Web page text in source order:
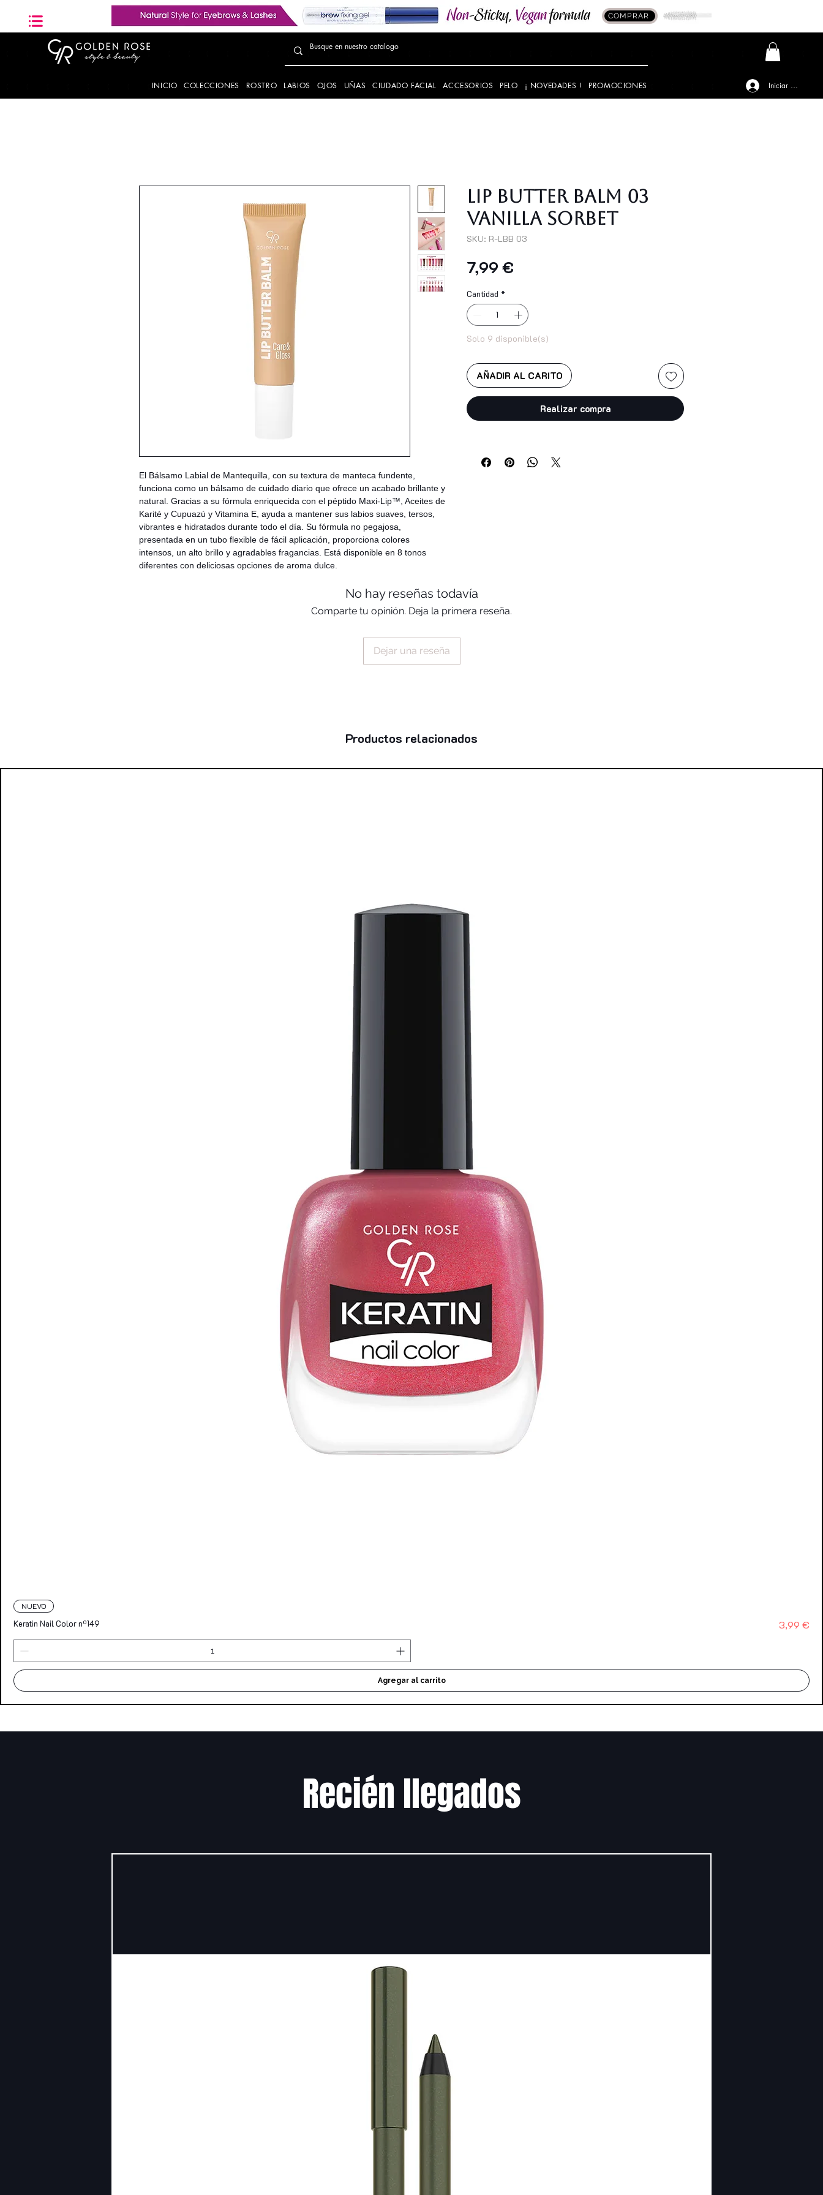
COMPRAR
INICIO COLECCIONES ROSTRO LABIOS OJOS UÑAS CIUDADO FACIAL ACCESORIOS PELO ¡ NOVEDADES ! PROMOCIONES Iniciar sesión
El Bálsamo Labial de Mantequilla, con su textura de manteca fundente,
funciona como un bálsamo de cuidado diario que ofrece un acabado brillante y
natural. Gracias a su fórmula enriquecida con el péptido Maxi-Lip™, Aceites de
Karité y Cupuazú y Vitamina E, ayuda a mantener sus labios suaves, tersos,
vibrantes e hidratados durante todo el día. Su fórmula no pegajosa,
presentada en un tubo flexible de fácil aplicación, proporciona colores
intensos, un alto brillo y agradables fragancias. Está disponible en 8 tonos
diferentes con deliciosas opciones de aroma dulce.
LIP BUTTER BALM 03
VANILLA SORBET
SKU: R-LBB 03
7,99 €
Cantidad *
Solo 9 disponible(s)
AÑADIR AL CARITO
Realizar compra
No hay reseñas todavía
Comparte tu opinión. Deja la primera reseña.
Dejar una reseña
Productos relacionados
NUEVO
Keratin Nail Color nº149 Precio
3,99 €
Agregar al carrito
Recién llegados